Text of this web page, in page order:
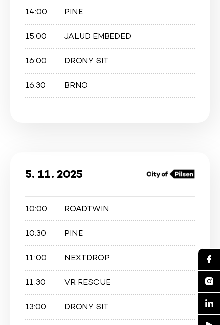
14:00 PINE
15:00 JALUD EMBEDED
16:00 DRONY SIT
16:30 BRNO
5. 11. 2025
10:00 ROADTWIN
10:30 PINE
11:00 NEXTDROP
11:30 VR RESCUE
13:00 DRONY SIT